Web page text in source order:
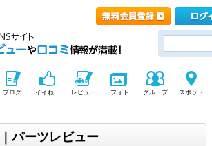
ブログ イイね！ レビュー フォト グループ スポット
パーツレビュー